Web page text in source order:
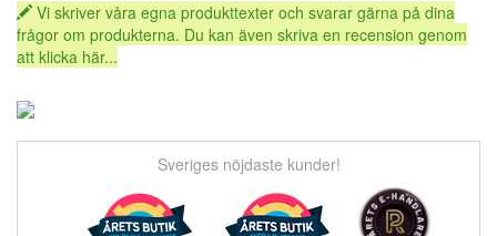
Vi skriver våra egna produkttexter och svarar gärna på dina
frågor om produkterna. Du kan även skriva en recension genom
att klicka här...
Sveriges nöjdaste kunder!